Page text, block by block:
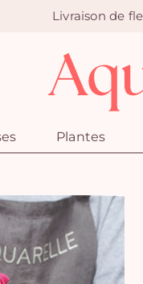
Livraison de
Plantes